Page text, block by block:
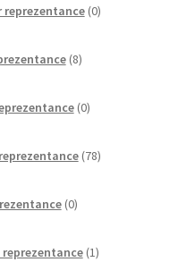
reprezentance 0izdelkov
8izdelkov
0izdelkov
78izdelkov
0izdelkov
1izdelek